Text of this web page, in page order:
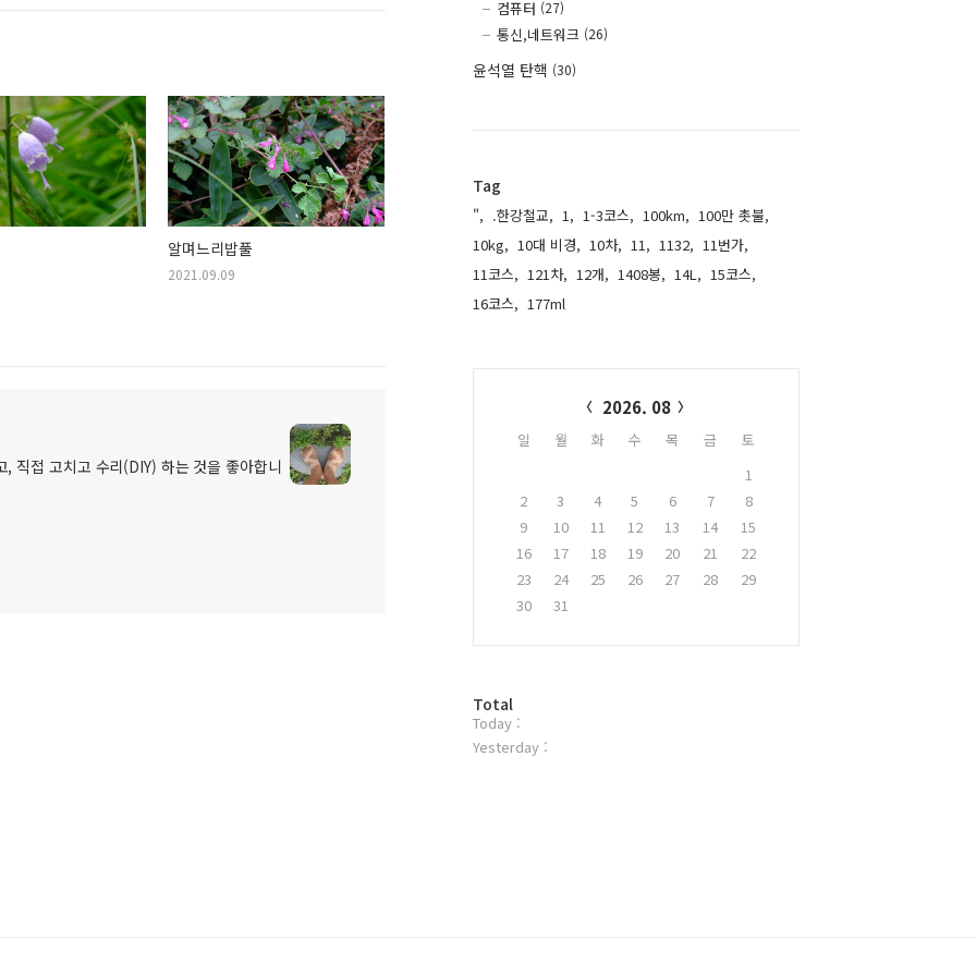
알며느리밥풀
2021.09.09
직접 고치고 수리(DIY) 하는 것을 좋아합니
컴퓨터 (27)
통신,네트워크 (26)
윤석열 탄핵 (30)
Tag
", .한강철교, 1, 1-3코스, 100km, 100만 촛불,
10kg, 10대 비경, 10차, 11, 1132, 11번가,
11코스, 121차, 12개, 1408봉, 14L, 15코스,
16코스, 177ml,
2026. 08
일 월 화 수 목 금
토
1
2
3 4 5 6 7
8
9
10 11 12 13 14
15
16
17 18 19 20 21
22
23
24 25 26 27 28
29
30
31
방
문
자
Total
Today :
Yesterday :